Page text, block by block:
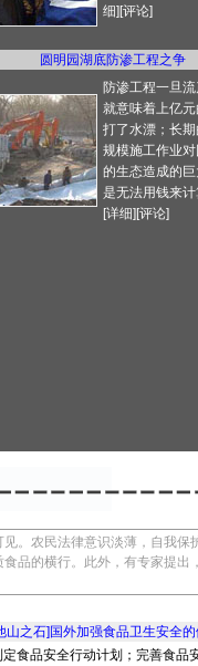
细][评论]
圆明园湖底防渗工程之争
防渗工程一旦
就意味着上亿
打了水漂；长
规模施工作业对
的生态造成的
是无法用钱来
[详细][评论]
。农民法律意识淡薄，自我保
品的横行。此外，有专家提出
山之石]国外加强食品卫生安全
定食品安全行动计划；完善食品